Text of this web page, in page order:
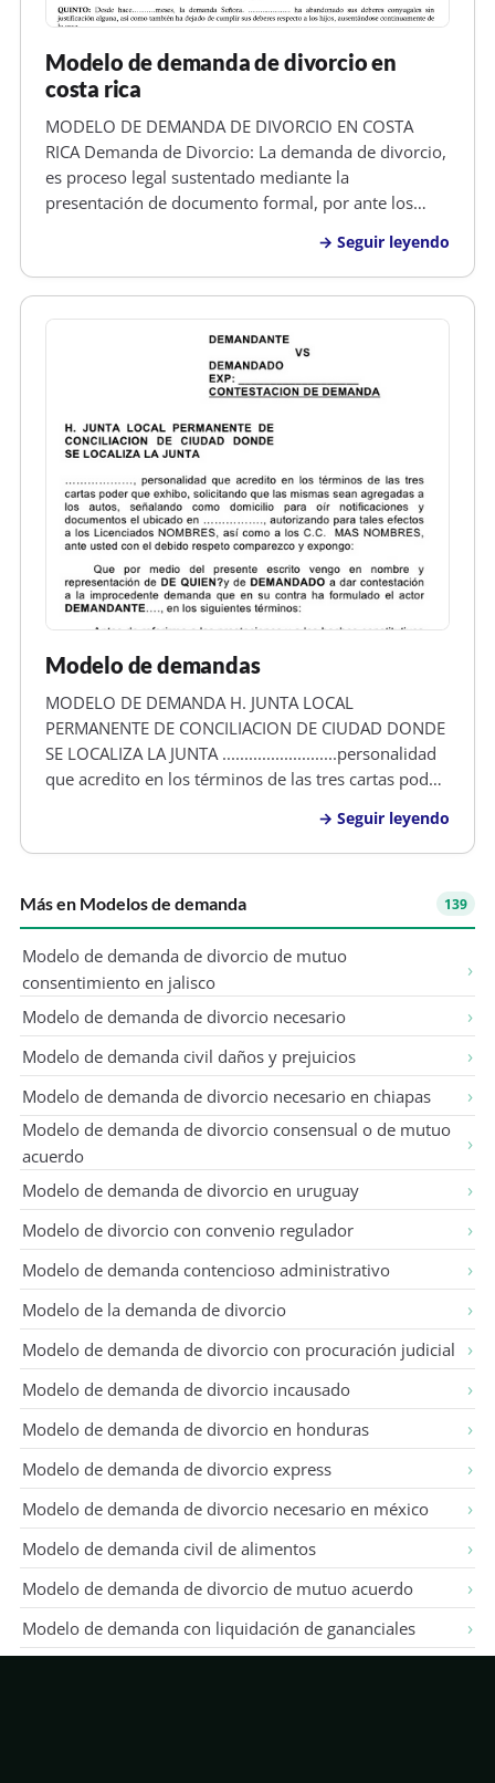
Modelo de demanda de divorcio en
costa rica
MODELO DE DEMANDA DE DIVORCIO EN COSTA
RICA Demanda de Divorcio: La demanda de divorcio,
es proceso legal sustentado mediante la
presentación de documento formal, por ante los
en el cual uno de los esposos, solicita a un Juez que
se abra un juicio para determinar si su…
Seguir leyendo
Modelo de demandas
MODELO DE DEMANDA H. JUNTA LOCAL
PERMANENTE DE CONCILIACION DE CIUDAD DONDE
SE LOCALIZA LA JUNTA ..........................personalidad
que acredito en los términos de las tres cartas poder
agregadas a los autos, señalando como domicilio
para oír notiﬁcaciones y documentos e…
Seguir leyendo
Más en Modelos de demanda 139
Modelo de demanda de divorcio de mutuo
consentimiento en jalisco
Modelo de demanda de divorcio necesario
Modelo de demanda civil daños y prejuicios
Modelo de demanda de divorcio necesario en chiapas
Modelo de demanda de divorcio consensual o de mutuo
acuerdo
Modelo de demanda de divorcio en uruguay
Modelo de divorcio con convenio regulador
Modelo de demanda contencioso administrativo
Modelo de la demanda de divorcio
Modelo de demanda de divorcio con procuración judicial
Modelo de demanda de divorcio incausado
Modelo de demanda de divorcio en honduras
Modelo de demanda de divorcio express
Modelo de demanda de divorcio necesario en méxico
Modelo de demanda civil de alimentos
Modelo de demanda de divorcio de mutuo acuerdo
Modelo de demanda con liquidación de gananciales